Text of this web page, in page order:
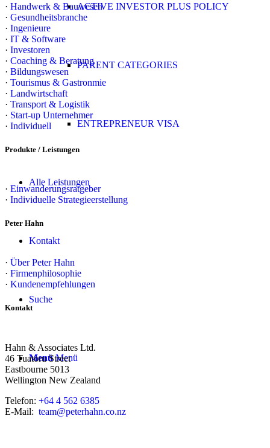
ACTIVE INVESTOR PLUS POLICY
PARENT CATEGORIES
ENTREPRENEUR VISA
Alle Leistungen
Kontakt
Suche
Menü Menü
· Handwerk & Bauwesen
· Gesundheitsbranche
· Ingenieure
· IT & Software
· Investoren
· Coaching & Beratung
· Bildungswesen
· Tourismus & Gastronmie
· Landwirtschaft
· Transport & Logistik
· Start-up Unternehmer
· Individuell
Produkte / Leistungen
· Einwanderungsratgeber
· Individuelle Strategieerstellung
Peter Hahn
· Über Peter Hahn
· Firmenphilosophie
· Kundenempfehlungen
Kontakt
Hahn & Associates Ltd.
46 Tuatoru Street
Eastbourne 5013
Wellington New Zealand
Telefon: +64 4 562 6385
E-Mail: team@peterhahn.co.nz